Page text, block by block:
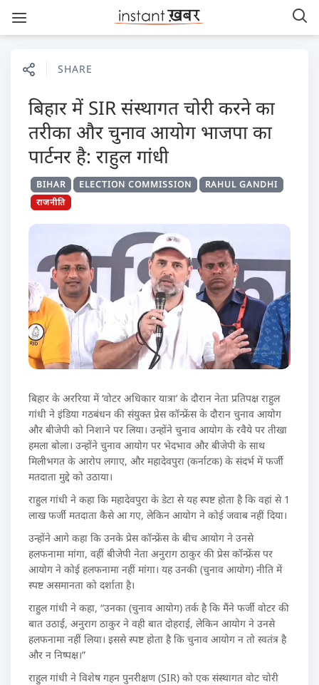
SHARE
बिहार में SIR संस्थागत चोरी करने का
तरीका और चुनाव आयोग भाजपा का
पार्टनर है: राहुल गांधी
BIHAR ELECTION COMMISSION
RAHUL GANDHI
राजनीति
बिहार के अररिया में ‘वोटर अधिकार यात्रा’ के दौरान नेता प्रतिपक्ष राहुल
गांधी ने इंडिया गठबंधन की संयुक्त प्रेस कॉन्फ्रेंस के दौरान चुनाव आयोग
और बीजेपी को निशाने पर लिया। उन्होंने चुनाव आयोग के रवैये पर तीखा
हमला बोला। उन्होंने चुनाव आयोग पर भेदभाव और बीजेपी के साथ
मिलीभगत के आरोप लगाए, और महादेवपुरा (कर्नाटक) के संदर्भ में फर्जी
मतदाता मुद्दे को उठाया।
राहुल गांधी ने कहा कि महादेवपुरा के डेटा से यह स्पष्ट होता है कि वहां से 1
लाख फर्जी मतदाता कैसे आ गए, लेकिन आयोग ने कोई जवाब नहीं दिया।
उन्होंने आगे कहा कि उनके प्रेस कॉन्फ्रेंस के बीच आयोग ने उनसे
हलफनामा मांगा, वहीं बीजेपी नेता अनुराग ठाकुर की प्रेस कॉन्फ्रेंस पर
आयोग ने कोई हलफनामा नहीं मांगा। यह उनकी (चुनाव आयोग) नीति में
स्पष्ट असमानता को दर्शाता है।
राहुल गांधी ने कहा, “उनका (चुनाव आयोग) तर्क है कि मैंने फर्जी वोटर की
बात उठाई, अनुराग ठाकुर ने वही बात दोहराई, लेकिन आयोग ने उनसे
हलफनामा नहीं लिया। इससे स्पष्ट होता है कि चुनाव आयोग न तो स्वतंत्र है
और न निष्पक्ष।”
राहुल गांधी ने विशेष गहन पुनरीक्षण (SIR) को एक संस्थागत वोट चोरी